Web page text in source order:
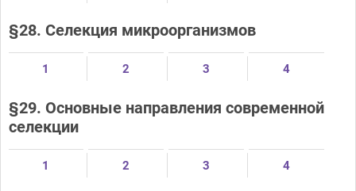
§28. Селекция микроорганизмов
1 2 3 4
§29. Основные направления современной
селекции
1 2 3 4